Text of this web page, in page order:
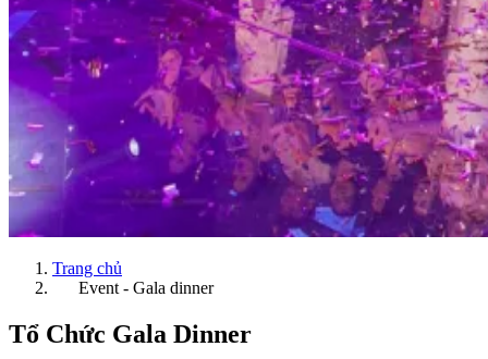
Trang chủ
Event - Gala dinner
Tổ Chức Gala Dinner